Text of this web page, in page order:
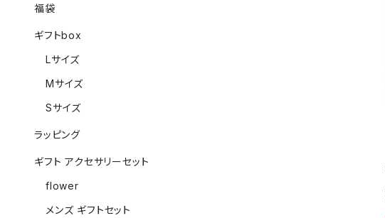
福袋
ギフトbox
Lサイズ
Mサイズ
Sサイズ
ラッピング
ギフト アクセサリーセット
flower
メンズ ギフトセット